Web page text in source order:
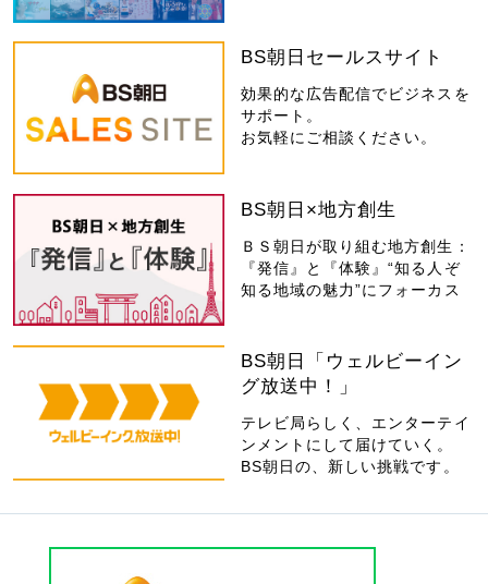
BS朝日セールスサイト
効果的な広告配信でビジネスを
サポート。
お気軽にご相談ください。
BS朝日×地方創生
ＢＳ朝日が取り組む地方創生：
『発信』と『体験』“知る人ぞ
知る地域の魅力”にフォーカス
BS朝日「ウェルビーイン
グ放送中！」
テレビ局らしく、エンターテイ
ンメントにして届けていく。
BS朝日の、新しい挑戦です。